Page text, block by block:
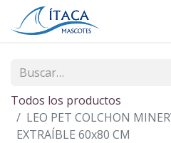
Todos los productos
LEO PET COLCHON
EXTRAÍBLE 60x80 CM